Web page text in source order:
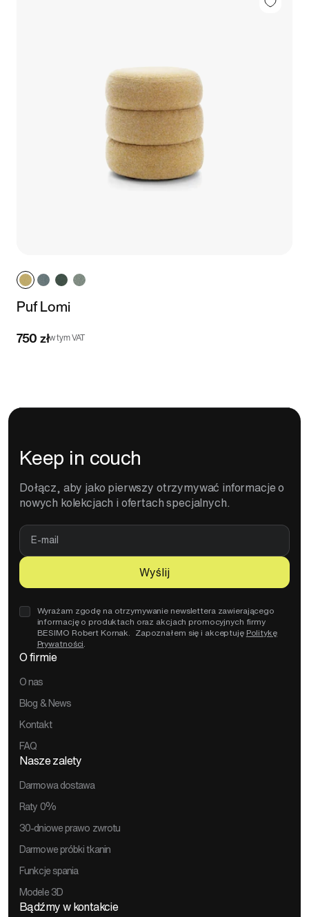
Puf Lomi
750 złw tym VAT
Keep in couch
Dołącz, aby jako pierwszy otrzymywać informacje o
nowych kolekcjach i ofertach specjalnych.
E-
mail
Wyślij
Wyrażam zgodę na otrzymywanie newslettera zawierającego
informację o produktach oraz akcjach promocyjnych firmy
BESIMO Robert Kornak. Zapoznałem się i akceptuję Politykę
Prywatności
O firmie
O nas
Blog & News
Kontakt
FAQ
Nasze zalety
Darmowa dostawa
Raty 0%
30-dniowe prawo zwrotu
Darmowe próbki tkanin
Funkcje spania
Modele 3D
Bądźmy w kontakcie